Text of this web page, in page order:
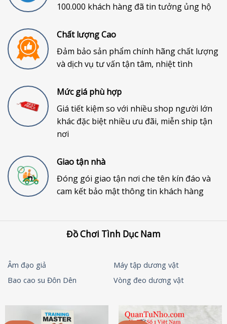
100.000 khách hàng đã tin tưởng ủng hộ
Chất lượng Cao
Đảm bảo sản phẩm chính hãng chất lượng
và dịch vụ tư vấn tận tâm, nhiệt tình
Mức giá phù hợp
Giá tiết kiệm so với nhiều shop người lớn
khác đặc biệt nhiều ưu đãi, miễn ship tận
nơi
Giao tận nhà
Đóng gói giao tận nơi che tên kín đáo và
cam kết bảo mật thông tin khách hàng
Đồ Chơi Tình Dục Nam
Âm đạo giả
Máy tập dương vật
Bao cao su Đôn Dên
Vòng đeo dương vật